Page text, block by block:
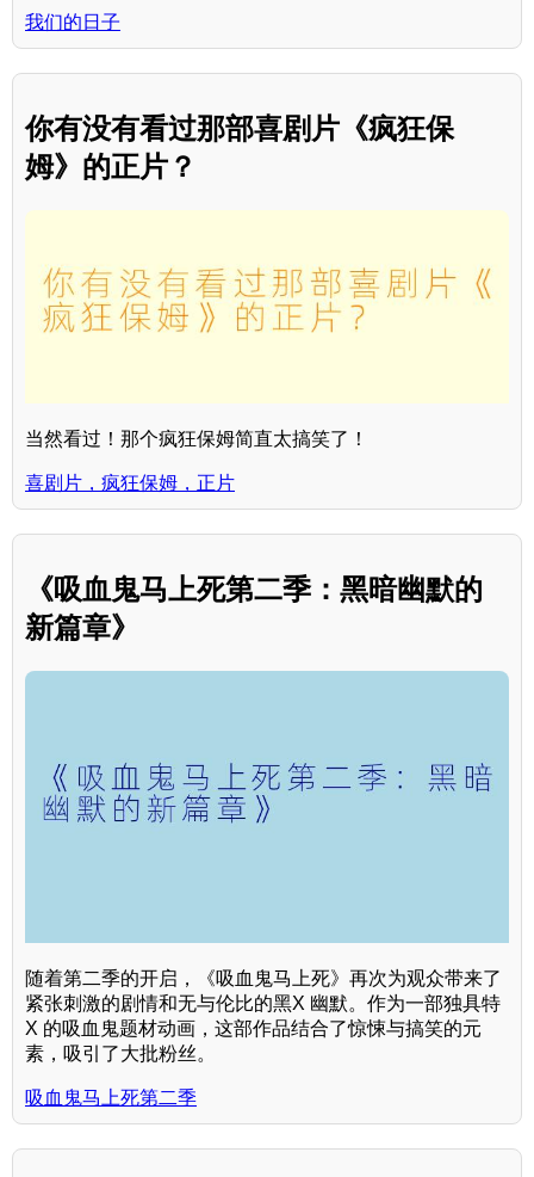
我们的日子
你有没有看过那部喜剧片《疯狂保
姆》的正片？
当然看过！那个疯狂保姆简直太搞笑了！
喜剧片，疯狂保姆，正片
《吸血鬼马上死第二季：黑暗幽默的
新篇章》
随着第二季的开启，《吸血鬼马上死》再次为观众带来了
紧张刺激的剧情和无与伦比的黑X 幽默。作为一部独具特
X 的吸血鬼题材动画，这部作品结合了惊悚与搞笑的元
素，吸引了大批粉丝。
吸血鬼马上死第二季